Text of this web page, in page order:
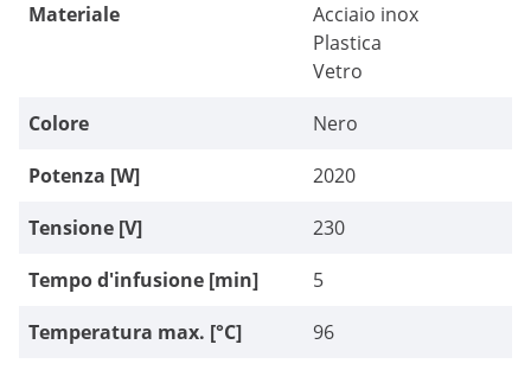
Materiale
Acciaio inox
Plastica
Vetro
Colore
Nero
Potenza [W]
2020
Tensione [V]
230
Tempo d'infusione [min]
5
Temperatura max. [°C]
96